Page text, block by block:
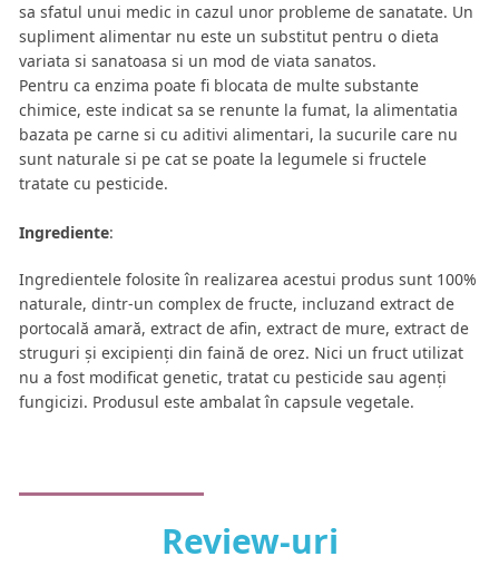
sa sfatul unui medic in cazul unor probleme de sanatate. Un
supliment alimentar nu este un substitut pentru o dieta
variata si sanatoasa si un mod de viata sanatos.
Pentru ca enzima poate fi blocata de multe substante
chimice, este indicat sa se renunte la fumat, la alimentatia
bazata pe carne si cu aditivi alimentari, la sucurile care nu
sunt naturale si pe cat se poate la legumele si fructele
tratate cu pesticide.
Ingrediente:
Ingredientele folosite în realizarea acestui produs sunt 100%
naturale, dintr-un complex de fructe, incluzand extract de
portocală amară, extract de afin, extract de mure, extract de
struguri și excipienți din faină de orez. Nici un fruct utilizat
nu a fost modificat genetic, tratat cu pesticide sau agenți
fungicizi. Produsul este ambalat în capsule vegetale.
Review-uri